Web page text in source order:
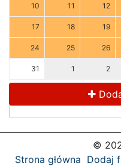
10 11 12
17 18 19
24 25 26
31 1 2
©
Strona główna Dodaj